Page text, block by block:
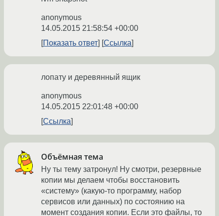
anonymous
14.05.2015 21:58:54 +00:00
Показать ответ
Ссылка
лопату и деревянный ящик
anonymous
14.05.2015 22:01:48 +00:00
Ссылка
Объёмная тема
Ну ты тему затронул! Ну смотри, резервные
копии мы делаем чтобы восстановить
«систему» (какую-то программу, набор
сервисов или данных) по состоянию на
момент создания копии. Если это файлы, то